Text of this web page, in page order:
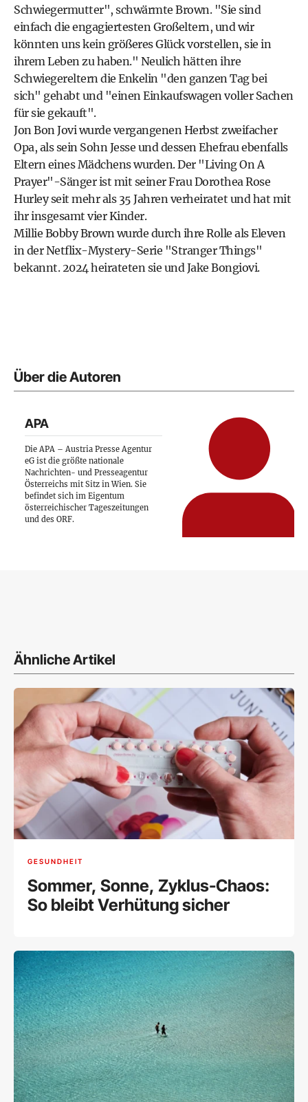
Schwiegermutter", schwärmte Brown. "Sie sind
einfach die engagiertesten Großeltern, und wir
könnten uns kein größeres Glück vorstellen, sie in
ihrem Leben zu haben." Neulich hätten ihre
Schwiegereltern die Enkelin "den ganzen Tag bei
sich" gehabt und "einen Einkaufswagen voller Sachen
für sie gekauft".
Jon Bon Jovi wurde vergangenen Herbst zweifacher
Opa, als sein Sohn Jesse und dessen Ehefrau ebenfalls
Eltern eines Mädchens wurden. Der "Living On A
Prayer"-Sänger ist mit seiner Frau Dorothea Rose
Hurley seit mehr als 35 Jahren verheiratet und hat mit
ihr insgesamt vier Kinder.
Millie Bobby Brown wurde durch ihre Rolle als Eleven
in der Netflix-Mystery-Serie "Stranger Things"
bekannt. 2024 heirateten sie und Jake Bongiovi.
Über die Autoren
APA
Die APA – Austria Presse Agentur
eG ist die größte nationale
Nachrichten- und Presseagentur
Österreichs mit Sitz in Wien. Sie
befindet sich im Eigentum
österreichischer Tageszeitungen
und des ORF.
Ähnliche Artikel
GESUNDHEIT
Sommer, Sonne, Zyklus-Chaos:
So bleibt Verhütung sicher